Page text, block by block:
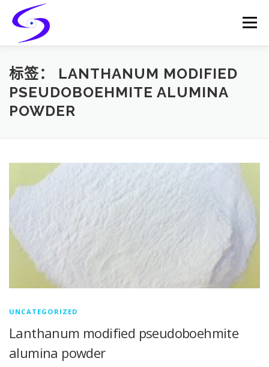
content
Menu
HOME PRODUCTS CATALYST-CARRIER
CATALYST-SUPPORT
标签： LANTHANUM MODIFIED
PSEUDOBOEHMITE ALUMINA
POWDER
UNCATEGORIZED
Lanthanum modified pseudoboehmite
alumina powder